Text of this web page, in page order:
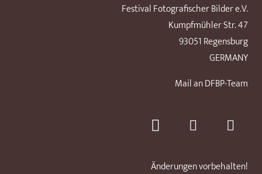
Festival Fotografischer Bilder e.V.
Kumpfmühler Str. 47
93051 Regensburg
GERMANY
Mail an DFBP-Team
Änderungen vorbehalten!